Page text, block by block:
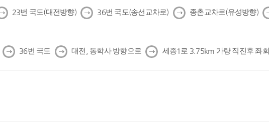
23번 국도(대전방향) 다
음
36번 국도(송선교차로) 다
음
종촌교차로(유성방향) 다
음
다
음
36번 국도 다
음
대전, 동학사 방향으로 다
음
세종1로 3.75km 가량 직진후 좌